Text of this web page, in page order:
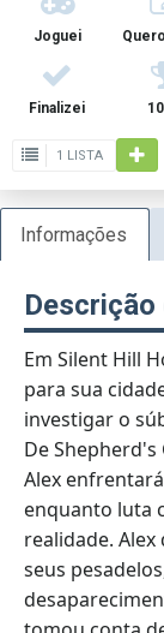
Joguei
Finalizei
1 LISTA
Informações
Em Silent Hill
para sua
investigar o
De Shepherd's
Alex
enquanto luta
realidade.
seus